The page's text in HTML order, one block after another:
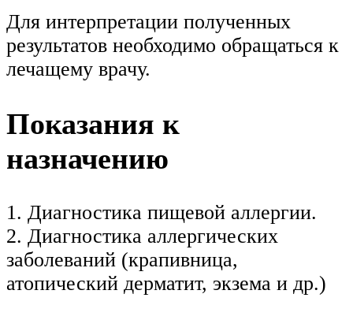
Для интерпретации полученных
результатов необходимо обращаться к
лечащему врачу.
Показания к
назначению
1. Диагностика пищевой аллергии.
2. Диагностика аллергических
заболеваний (крапивница,
атопический дерматит, экзема и др.)